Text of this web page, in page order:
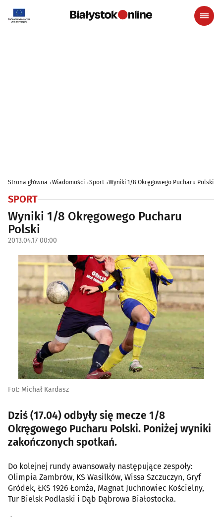
Strona główna Wiadomości Sport Wyniki 1/8 Okręgowego Pucharu Polski
SPORT
Wyniki 1/8 Okręgowego Pucharu
Polski
2013.04.17 00:00
Fot: Michał Kardasz
Dziś (17.04) odbyły się mecze 1/8
Okręgowego Pucharu Polski. Poniżej wyniki
zakończonych spotkań.
Do kolejnej rundy awansowały następujące zespoły:
Olimpia Zambrów, KS Wasilków, Wissa Szczuczyn, Gryf
Gródek, ŁKS 1926 Łomża, Magnat Juchnowiec Kościelny,
Tur Bielsk Podlaski i Dąb Dąbrowa Białostocka.